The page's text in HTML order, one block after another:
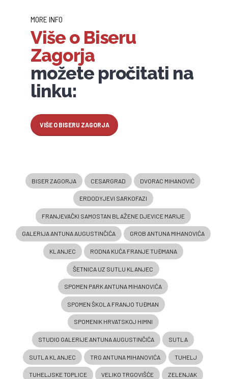
MORE INFO
Više o Biseru
Zagorja
možete pročitati na
linku:
VIŠE O BISERU ZAGORJA
BISER ZAGORJA CESARGRAD DVORAC MIHANOVIĆ
ERDODYJEVI SARKOFAZI
FRANJEVAČKI SAMOSTAN BLAŽENE DJEVICE MARIJE
GALERIJA ANTUNA AUGUSTINČIĆA GROB ANTUNA MIHANOVIĆA
KLANJEC RODNA KUĆA FRANJE TUĐMANA
ŠETNICA UZ SUTLU KLANJEC
SPOMEN PARK ANTUNA MIHANOVIĆA
SPOMEN ŠKOLA FRANJO TUĐMAN
SPOMENIK HRVATSKOJ HIMNI
STUDIO GALERIJE ANTUNA AUGUSTINČIĆA SUTLA
SUTLA KLANJEC TRG ANTUNA MIHANOVIĆA TUHELJ
TUHELJSKE TOPLICE VELIKO TRGOVIŠĆE ZELENJAK